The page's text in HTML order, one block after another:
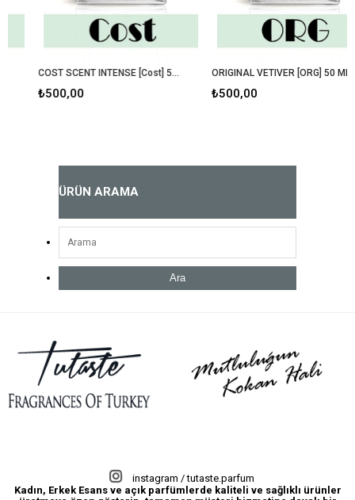
COST SCENT INTENSE [Cost] 50 ML
₺500,00
ORIGINAL VETIVER [ORG] 50 ML
₺500,00
ÜRÜN ARAMA
Ara
instagram / tutaste.parfum
Kadın, Erkek Esans ve açık parfümlerde kaliteli ve sağlıklı ürünler